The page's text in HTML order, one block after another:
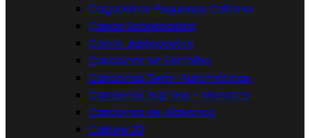
Caçadeiras Pequenos Calibres
Canos Sobrepostos
Canos Justapostos
Carabinas de Ferrolho
Carabinas Semi-Automáticas
Carabinas Express - Monotiro
Carabinas de Alavanca
Calibre 20